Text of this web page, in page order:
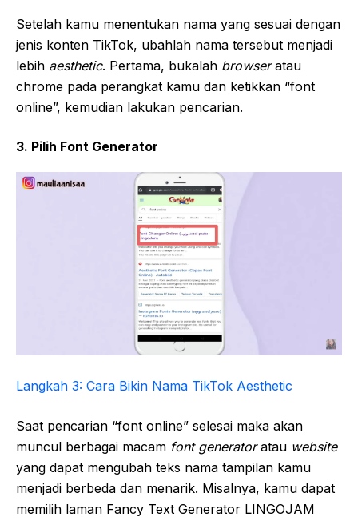
Setelah kamu menentukan nama yang sesuai dengan
jenis konten TikTok, ubahlah nama tersebut menjadi
lebih aesthetic. Pertama, bukalah browseratau
chrome pada perangkat kamu dan ketikkan “font
online”, kemudian lakukan pencarian.
3. Pilih Font Generator
Langkah 3: Cara Bikin Nama TikTok Aesthetic
Saat pencarian “font online” selesai maka akan
muncul berbagai macam font generatoratau website
yang dapat mengubah teks nama tampilan kamu
menjadi berbeda dan menarik. Misalnya, kamu dapat
memilih laman Fancy Text Generator LINGOJAM